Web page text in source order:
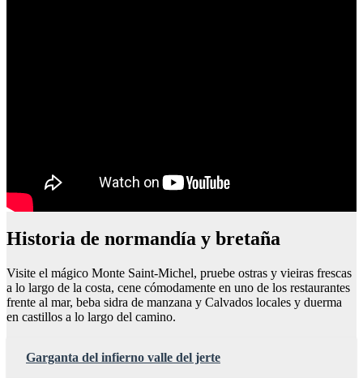
Historia de normandía y bretaña
Visite el mágico Monte Saint-Michel, pruebe ostras y vieiras frescas
a lo largo de la costa, cene cómodamente en uno de los restaurantes
frente al mar, beba sidra de manzana y Calvados locales y duerma
en castillos a lo largo del camino.
Garganta del infierno valle del jerte